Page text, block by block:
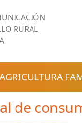
RURAL
AGRICULTURA
de